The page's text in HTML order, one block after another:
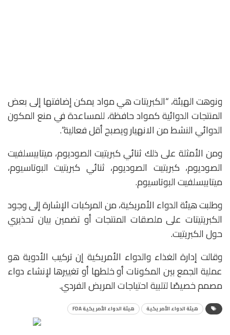
ونوهت الهيئة، “الكبريتات هي مواد يمكن إضافتها إلى بعض
المنتجات الدوائية كمواد حافظة، للمساعدة في منع المكون
الدوائي النشط من الانهيار ويصبح أقل فعالية”.
ومن الأمثلة على ذلك ثنائي كبريتيت الصوديوم، ميتابيسلفيت
الصوديوم، كبريتيت الصوديوم، ثنائي كبريتيت البوتاسيوم،
ميتابيسلفيت البوتاسيوم.
وطلبت هيئة الدواء الأمريكية، من المركبات الإشارة إلى وجود
الكبريتيتات على ملصقات المنتجات أو تضمين بيان تحذيري
حول الكبريتيت.
وقالت إدارة الغذاء والدواء الأمريكية إن تركيب الأدوية هو
عملية الجمع بين المكونات أو خلطها أو تغييرها لإنشاء دواء
مصمم خصيصًا لتلبية احتياجات المريض الفردي.
هيئة الدواء الأمريكية هيئة الدواء الأمريكية FDA